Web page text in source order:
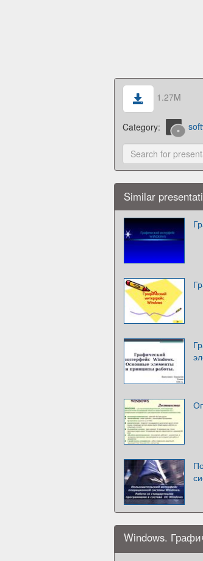
1.27M
Category:
Similar
Windows.